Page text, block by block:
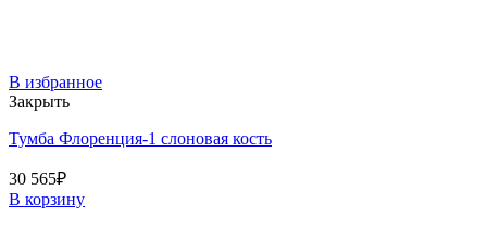
В избранное
Закрыть
Тумба Флоренция-1 слоновая кость
30 565₽
В корзину